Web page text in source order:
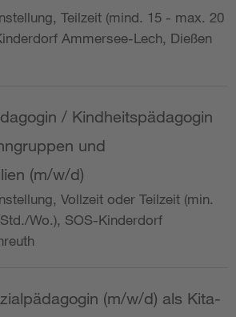
Teilzeit (mind. 15 - max. 20
Ammersee-Lech, Dießen
/ Kindheitspädagogin
und
(m/w/d)
Vollzeit oder Teilzeit (min.
Wo.), SOS-Kinderdorf
(m/w/d) als Kita-